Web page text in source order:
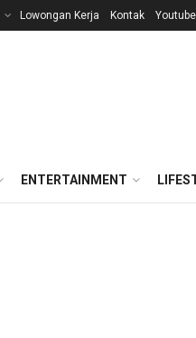
Lowongan Kerja Kontak Youtube
ENTERTAINMENT